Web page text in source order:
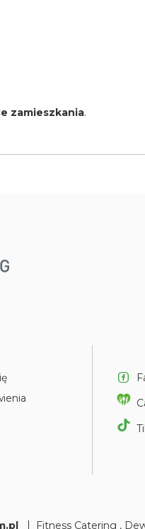
zamieszkania.
Fitness Catering ,